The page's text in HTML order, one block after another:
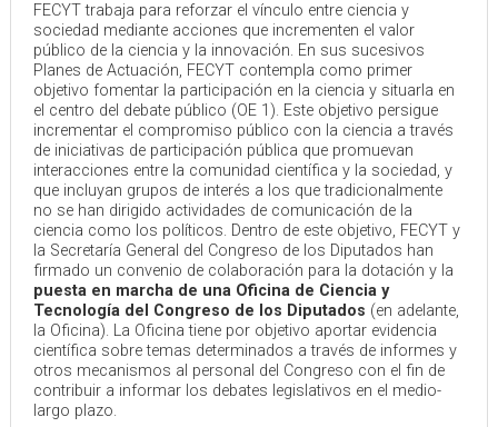
FECYT trabaja para reforzar el vínculo entre ciencia y
sociedad mediante acciones que incrementen el valor
público de la ciencia y la innovación. En sus sucesivos
Planes de Actuación, FECYT contempla como primer
objetivo fomentar la participación en la ciencia y situarla en
el centro del debate público (OE 1). Este objetivo persigue
incrementar el compromiso público con la ciencia a través
de iniciativas de participación pública que promuevan
interacciones entre la comunidad científica y la sociedad, y
que incluyan grupos de interés a los que tradicionalmente
no se han dirigido actividades de comunicación de la
ciencia como los políticos. Dentro de este objetivo, FECYT y
la Secretaría General del Congreso de los Diputados han
firmado un convenio de colaboración para la dotación y la
puesta en marcha de una Oficina de Ciencia y
Tecnología del Congreso de los Diputados (en adelante,
la Oficina). La Oficina tiene por objetivo aportar evidencia
científica sobre temas determinados a través de informes y
otros mecanismos al personal del Congreso con el fin de
contribuir a informar los debates legislativos en el medio-
largo plazo.